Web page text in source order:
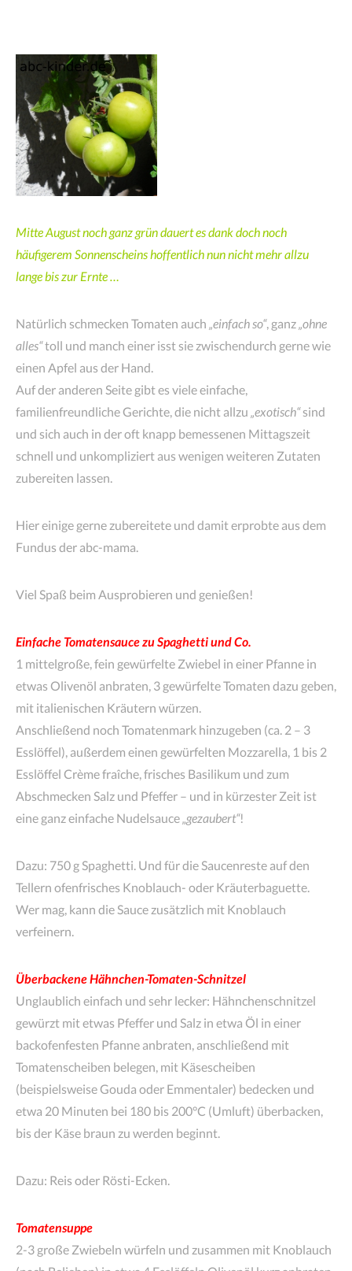
Mitte August noch ganz grün dauert es dank doch noch
häufigerem Sonnenscheins hoffentlich nun nicht mehr allzu
lange bis zur Ernte …
Natürlich schmecken Tomaten auch „einfach so“, ganz„ohne
alles“toll und manch einer isst sie zwischendurch gerne wie
einen Apfel aus der Hand.
Auf der anderen Seite gibt es viele einfache,
familienfreundliche Gerichte, die nicht allzu „exotisch“sind
und sich auch in der oft knapp bemessenen Mittagszeit
schnell und unkompliziert aus wenigen weiteren Zutaten
zubereiten lassen.
Hier einige gerne zubereitete und damit erprobte aus dem
Fundus der abc-mama.
Viel Spaß beim Ausprobieren und genießen!
Einfache Tomatensauce zu Spaghetti und Co.
1 mittelgroße, fein gewürfelte Zwiebel in einer Pfanne in
etwas Olivenöl anbraten, 3 gewürfelte Tomaten dazu geben,
mit italienischen Kräutern würzen.
Anschließend noch Tomatenmark hinzugeben (ca. 2 – 3
Esslöffel), außerdem einen gewürfelten Mozzarella, 1 bis 2
Esslöffel Crème fraîche, frisches Basilikum und zum
Abschmecken Salz und Pfeffer – und in kürzester Zeit ist
eine ganz einfache Nudelsauce„gezaubert“!
Dazu: 750 g Spaghetti. Und für die Saucenreste auf den
Tellern ofenfrisches Knoblauch- oder Kräuterbaguette.
Wer mag, kann die Sauce zusätzlich mit Knoblauch
verfeinern.
Überbackene Hähnchen-Tomaten-Schnitzel
Unglaublich einfach und sehr lecker: Hähnchenschnitzel
gewürzt mit etwas Pfeffer und Salz in etwa Öl in einer
backofenfesten Pfanne anbraten, anschließend mit
Tomatenscheiben belegen, mit Käsescheiben
(beispielsweise Gouda oder Emmentaler) bedecken und
etwa 20 Minuten bei 180 bis 200°C (Umluft) überbacken,
bis der Käse braun zu werden beginnt.
Dazu: Reis oder Rösti-Ecken.
Tomatensuppe
2-3 große Zwiebeln würfeln und zusammen mit Knoblauch